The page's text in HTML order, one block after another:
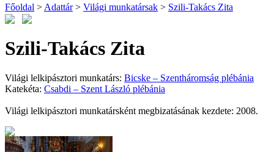
Főoldal > Adattár> Világi munkatársak > Szili-Takács Zita
Szili-Takács Zita
Világi lelkipásztori munkatárs: Bicske – Szentháromság plébánia
Katekéta: Csabdi – Szent László plébánia
Világi lelkipásztori munkatársként megbizatásának kezdete: 2008.